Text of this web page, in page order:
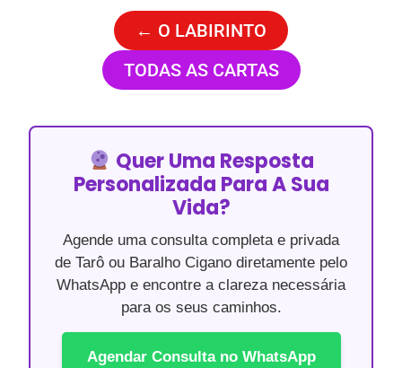
← O LABIRINTO
TODAS AS CARTAS
Quer Uma Resposta
Personalizada Para A Sua
Vida?
Agende uma consulta completa e privada
de Tarô ou Baralho Cigano diretamente pelo
WhatsApp e encontre a clareza necessária
para os seus caminhos.
Agendar Consulta no WhatsApp